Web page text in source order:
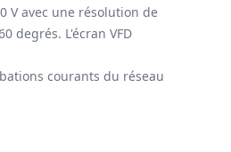
V avec une résolution de
degrés. L'écran VFD
courants du réseau